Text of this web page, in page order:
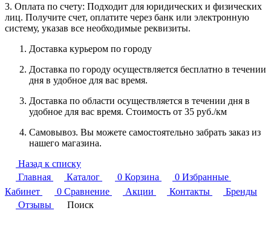
3. Оплата по счету: Подходит для юридических и физических
лиц. Получите счет, оплатите через банк или электронную
систему, указав все необходимые реквизиты.
Доставка курьером по городу
Доставка по городу осуществляется бесплатно в течении
дня в удобное для вас время.
Доставка по области осуществляется в течении дня в
удобное для вас время. Стоимость от 35 руб./км
Самовывоз. Вы можете самостоятельно забрать заказ из
нашего магазина.
Назад к списку
Главная
Каталог 0 Корзина 0 Избранные
Кабинет
0 Сравнение Акции Контакты
Бренды
Отзывы
Поиск